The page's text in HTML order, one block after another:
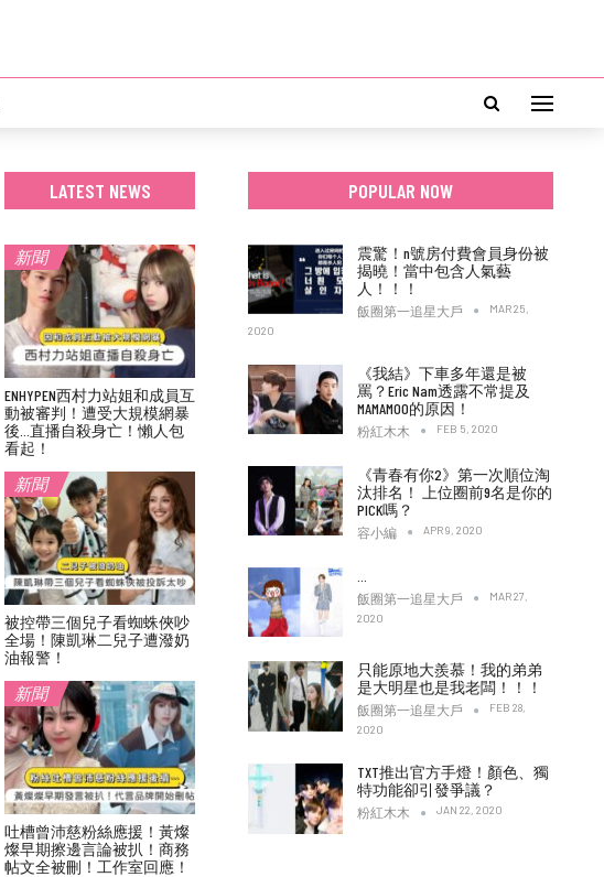
POPULAR NOW
震驚！n號房付費會員身份被
揭曉！當中包含人氣藝
人！！！
飯圈第一追星大戶
MAR 25,
2020
《我結》下車多年還是被
罵？Eric Nam透露不常提及
MAMAMOO的原因！
粉紅木木 FEB 5, 2020
《青春有你2》第一次順位淘
汰排名！ 上位圈前9名是你的
PICK嗎？
容小編 APR 9, 2020
飯圈第一追星大戶
MAR 27,
2020
只能原地大羨慕！我的弟弟
是大明星也是我老闆！！！
飯圈第一追星大戶
FEB 28,
2020
TXT推出官方手燈！顏色、獨
特功能卻引發爭議？
粉紅木木 JAN 22, 2020
LATEST NEWS
新聞
ENHYPEN西村力站姐和成員互
動被審判！遭受大規模網暴
後…直播自殺身亡！懶人包
看起！
新聞
被控帶三個兒子看蜘蛛俠吵
全場！陳凱琳二兒子遭潑奶
油報警！
新聞
吐槽曾沛慈粉絲應援！黃燦
燦早期擦邊言論被扒！商務
帖文全被刪！工作室回應！